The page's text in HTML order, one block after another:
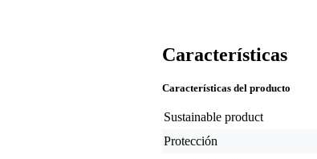
Características
Características del producto
Sustainable product
Protección